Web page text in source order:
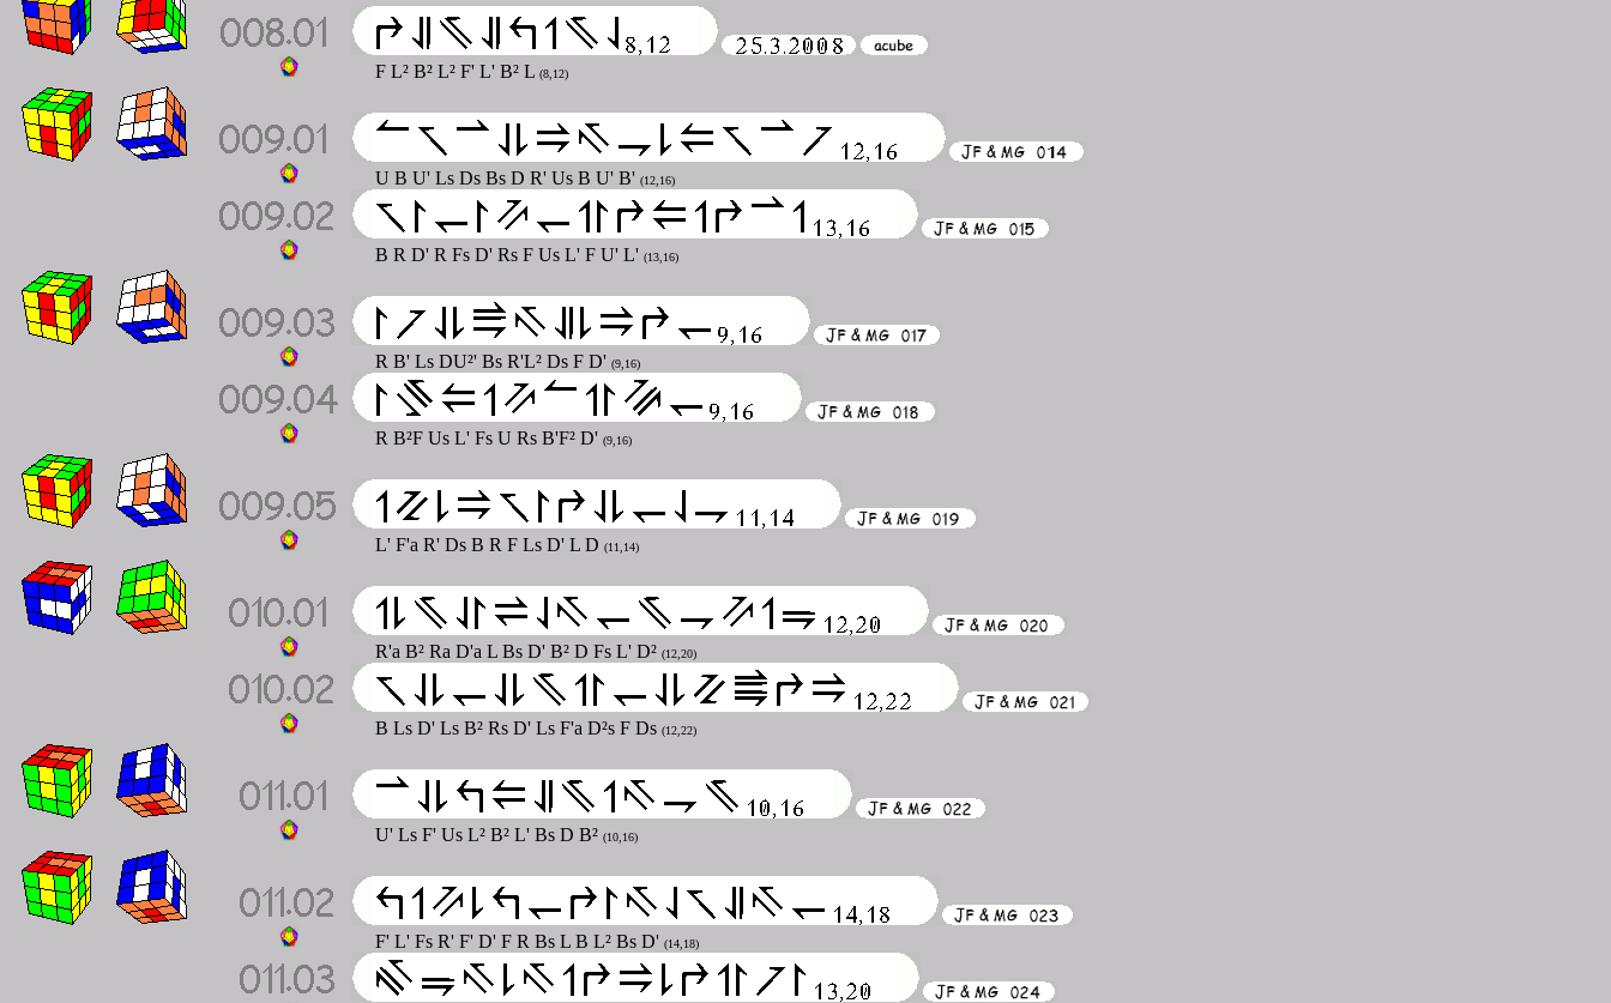
F L² B² L² F' L' B² L (8,12)
U B U' Ls Ds Bs D R' Us B U' B' (12,16)
B R D' R Fs D' Rs F Us L' F U' L' (13,16)
R B' Ls DU²' Bs R'L² Ds F D' (9,16)
R B²F Us L' Fs U Rs B'F² D' (9,16)
L' F'a R' Ds B R F Ls D' L D (11,14)
R'a B² Ra D'a L Bs D' B² D Fs L' D² (12,20)
B Ls D' Ls B² Rs D' Ls F'a D²s F Ds (12,22)
U' Ls F' Us L² B² L' Bs D B² (10,16)
F' L' Fs R' F' D' F R Bs L B L² Bs D' (14,18)